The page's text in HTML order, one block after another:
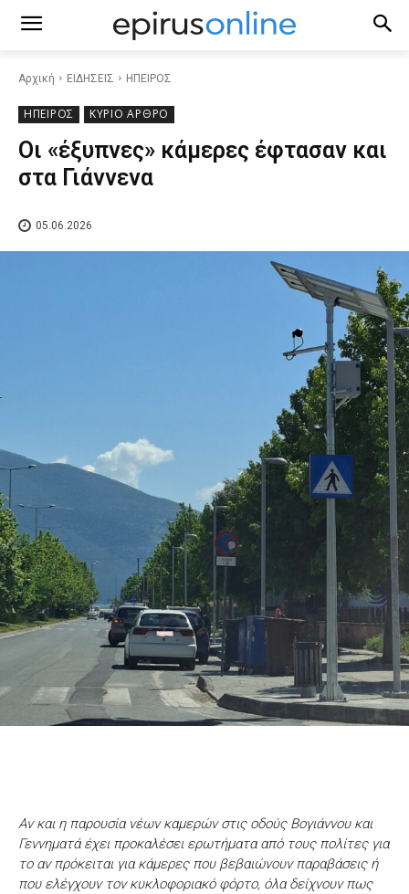
Αρχική ΕΙΔΗΣΕΙΣ ΗΠΕΙΡΟΣ
ΗΠΕΙΡΟΣ ΚΥΡΙΟ ΑΡΘΡΟ
Οι «έξυπνες» κάμερες έφτασαν και
στα Γιάννενα
05.06.2026
Αν και η παρουσία νέων καμερών στις οδούς Βογιάννου και
Γεννηματά έχει προκαλέσει ερωτήματα από τους πολίτες για
το αν πρόκειται για κάμερες που βεβαιώνουν παραβάσεις ή
που ελέγχουν τον κυκλοφοριακό φόρτο, όλα δείχνουν πως